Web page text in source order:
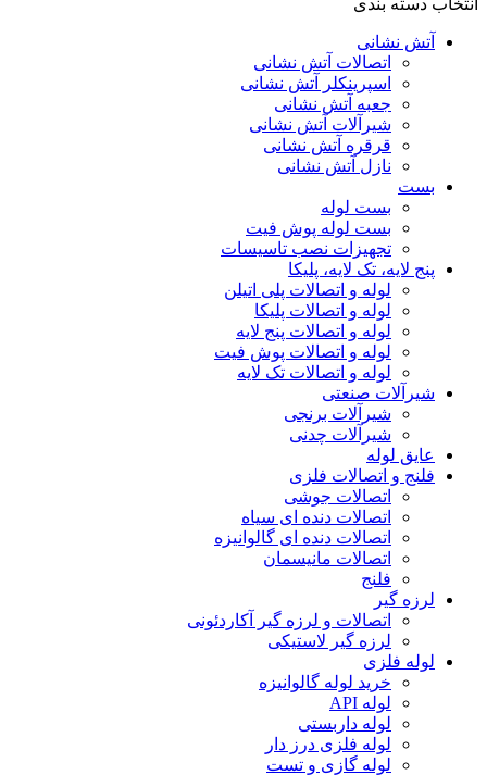
انتخاب دسته بندی
آتش نشانی
اتصالات آتش نشانی
اسپرینکلر آتش نشانی
جعبه آتش نشانی
شیرآلات آتش نشانی
قرقره آتش نشانی
نازل آتش نشانی
بست
بست لوله
بست لوله پوش فیت
تجهیزات نصب تاسیسات
پنج لایه، تک لایه، پلیکا
لوله و اتصالات پلی اتیلن
لوله و اتصالات پلیکا
لوله و اتصالات پنج لایه
لوله و اتصالات پوش فیت
لوله و اتصالات تک لایه
شیرآلات صنعتی
شیرآلات برنجی
شیرآلات چدنی
عایق لوله
فلنج و اتصالات فلزی
اتصالات جوشی
اتصالات دنده ای سیاه
اتصالات دنده ای گالوانیزه
اتصالات مانیسمان
فلنج
لرزه گیر
اتصالات و لرزه گیر آکاردئونی
لرزه گیر لاستیکی
لوله فلزی
خرید لوله گالوانیزه
لوله API
لوله داربستی
لوله فلزی درز دار
لوله گازی و تست